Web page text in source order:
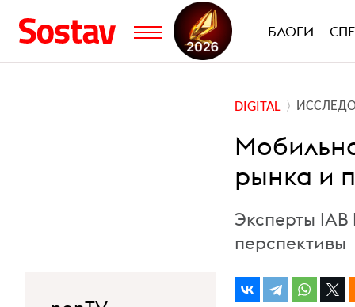
БЛОГИ
DIGITAL
рынка и
Эксперты
перспективы